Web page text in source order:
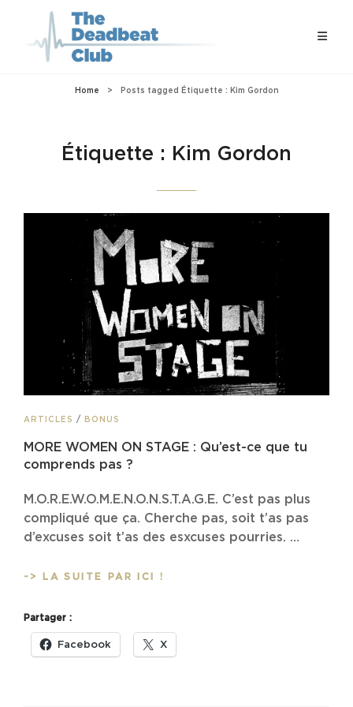
Home > Posts tagged Étiquette : Kim Gordon
Étiquette : Kim Gordon
CAT
ARTICLES / BONUS
MORE WOMEN ON STAGE : Qu’est-ce que tu
comprends pas ?
M.O.R.E.W.O.M.E.N.O.N.S.T.A.G.E. C’est pas plus
compliqué que ça. Cherche pas, soit t’as pas
d’excuses soit t’as des esxcuses pourries. …
-> LA SUITE PAR ICI !
:
QU’EST-
Partager :
Facebook X